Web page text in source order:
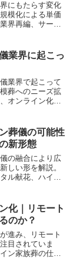
にもたらす変化
模化による単価
界再編、サービ
業界に起こっ
業界で起こって
葬へのニーズ拡
オンライン化、
葬儀の可能性
新形態
の融合により広
しい形を解説。
ル献花、ハイブ
化｜リモート
のか？
進み、リモート
目されていま
ン家族葬の仕組